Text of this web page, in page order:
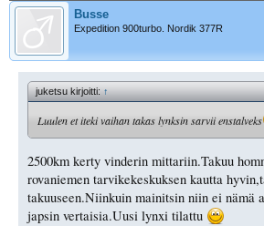
Busse
Expedition 900turbo. Nordik 377R
juketsu kirjoitti:↑
Luulen et iteki vaihan takas lynksin sarvii enstalveks
2500km kerty vinderin mittariin.Takuu
rovaniemen tarvikekeskuksen kautta
takuuseen.Niinkuin mainitsin niin ei nämä
japsin vertaisia.Uusi lynxi tilattu